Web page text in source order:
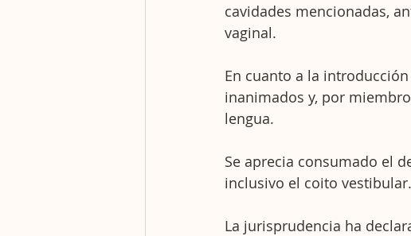
cavidades mencionadas,
vaginal.
En cuanto a la
inanimados y, por
lengua.
Se aprecia consumado el
inclusivo el coito
La jurisprudencia ha